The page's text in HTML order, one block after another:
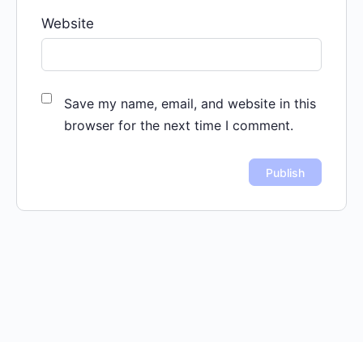
Website
Save my name, email, and website in this
browser for the next time I comment.